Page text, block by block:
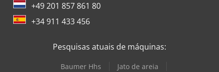
+49 201 857 861 80
+34 911 433 456
Pesquisas atuais de máquinas:
Baumer Hhs
Jato de areia